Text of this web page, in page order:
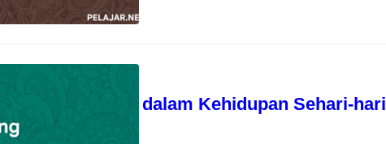
Lensa Cembung dalam Kehidupan Sehari-hari
akbardwi